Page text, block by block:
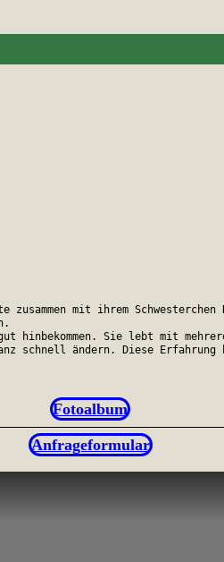
mit ihrem
Sie lebt mit
schnell ändern. Diese
Fotoalbum
Anfrageformular